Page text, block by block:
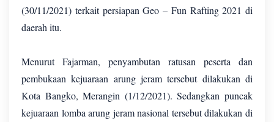
(30/11/2021) terkait persiapan Geo – Fun Rafting 2021 di
daerah itu.
Menurut Fajarman, penyambutan ratusan peserta dan
pembukaan kejuaraan arung jeram tersebut dilakukan di
Kota Bangko, Merangin (1/12/2021). Sedangkan puncak
kejuaraan lomba arung jeram nasional tersebut dilakukan di